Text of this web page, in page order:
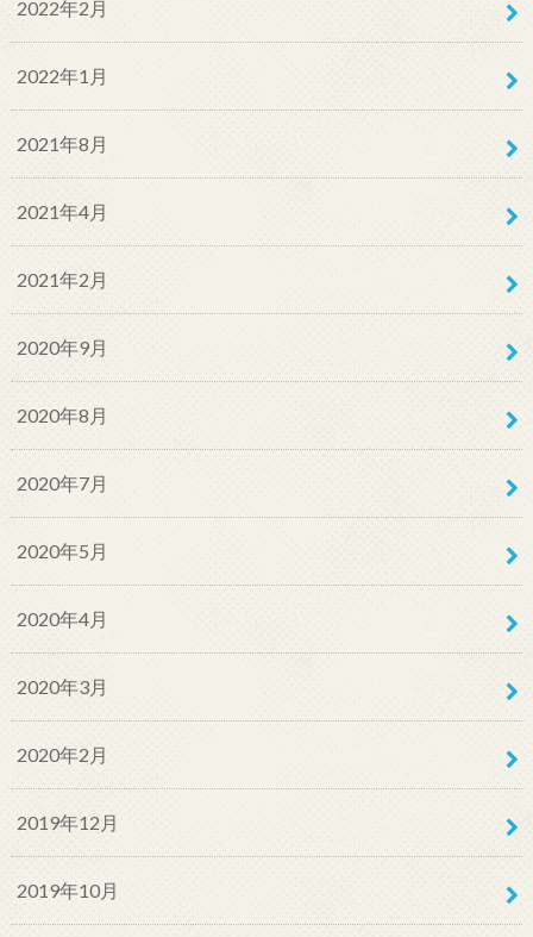
2022年2月
2022年1月
2021年8月
2021年4月
2021年2月
2020年9月
2020年8月
2020年7月
2020年5月
2020年4月
2020年3月
2020年2月
2019年12月
2019年10月